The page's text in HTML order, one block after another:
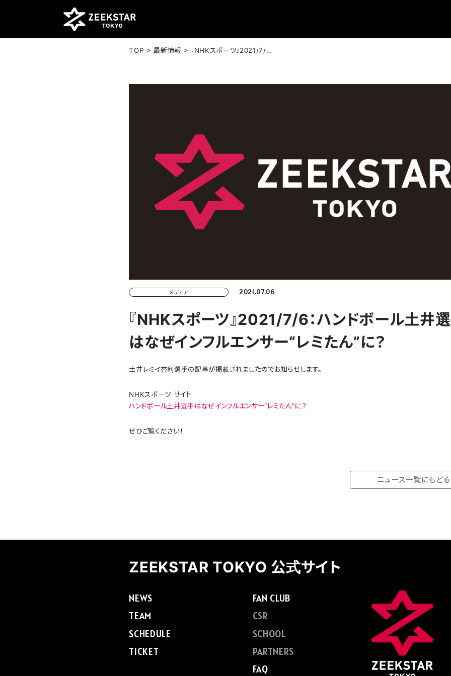
TOP >最新情報 > 『NHKスポーツ』2021/7/6：ハンドボール土井選手はなぜインフルエンサー“レミたん”に？
メディア 2021.07.06
『NHKスポーツ』2021/7/6：ハンドボール土井
はなぜインフルエンサー“レミたん”に？
土井レミイ杏利選手の記事が掲載されましたのでお知らせします。
NHKスポーツ サイト
ハンドボール土井選手はなぜインフルエンサー“レミたん”に？
ぜひご覧ください！
ニュース一覧にもどる
ZEEKSTAR TOKYO 公式サイト
NEWS
TEAM
SCHEDULE
TICKET
FAN CLUB
CSR
SCHOOL
PARTNERS
FAQ